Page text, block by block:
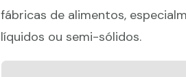
fábricas de alimentos,
líquidos ou semi-sólidos.